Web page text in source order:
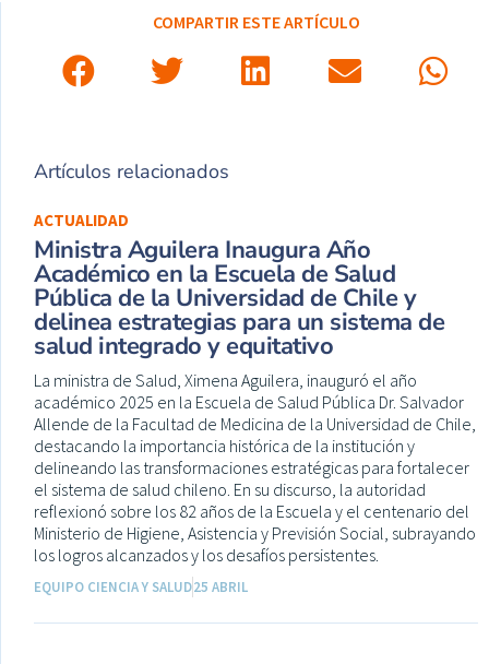
COMPARTIR ESTE ARTÍCULO
Artículos relacionados
ACTUALIDAD
Ministra Aguilera Inaugura Año
Académico en la Escuela de Salud
Pública de la Universidad de Chile y
delinea estrategias para un sistema de
salud integrado y equitativo
La ministra de Salud, Ximena Aguilera, inauguró el año
académico 2025 en la Escuela de Salud Pública Dr. Salvador
Allende de la Facultad de Medicina de la Universidad de Chile,
destacando la importancia histórica de la institución y
delineando las transformaciones estratégicas para fortalecer
el sistema de salud chileno. En su discurso, la autoridad
reflexionó sobre los 82 años de la Escuela y el centenario del
Ministerio de Higiene, Asistencia y Previsión Social, subrayando
los logros alcanzados y los desafíos persistentes.
EQUIPO CIENCIA Y SALUD25 ABRIL